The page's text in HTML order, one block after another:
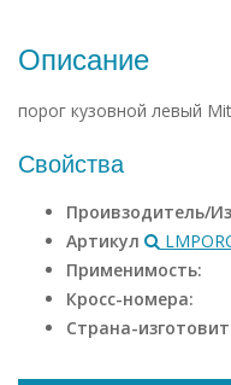
Описание
порог кузовной левый
Свойства
Проивзодитель/
Артикул
Применимость:
Кросс-номера:
Страна-